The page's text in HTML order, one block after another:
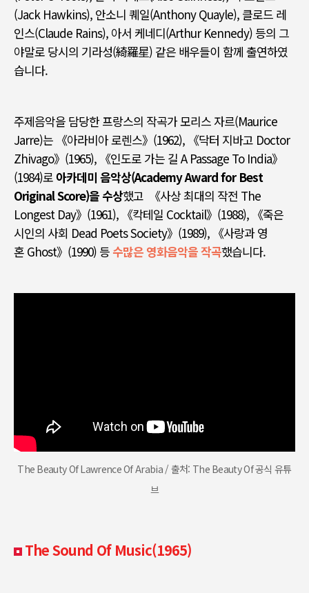
(Jack Hawkins), 안소니 퀘일(Anthony Quayle), 클로드 레
인스(Claude Rains), 아서 케네디(Arthur Kennedy) 등의 그
야말로 당시의 기라성(綺羅星) 같은 배우들이 함께 출연하였
습니다.
주제음악을 담당한 프랑스의 작곡가 모리스 자르(Maurice
Jarre)는 《아라비아 로렌스》(1962), 《닥터 지바고 Doctor
Zhivago》(1965), 《인도로 가는 길 A Passage To India》
(1984)로아카데미 음악상(Academy Award for Best
Original Score)을 수상했고 《사상 최대의 작전 The
Longest Day》(1961), 《칵테일 Cocktail》(1988), 《죽은
시인의 사회 Dead Poets Society》(1989), 《사랑과 영
혼 Ghost》(1990) 등 수많은 영화음악을 작곡했습니다.
The Beauty Of Lawrence Of Arabia / 출처: The Beauty Of 공식 유튜
브
The Sound Of Music(1965)